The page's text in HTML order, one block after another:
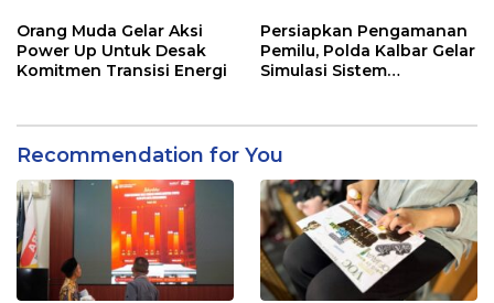
Orang Muda Gelar Aksi
Power Up Untuk Desak
Komitmen Transisi Energi
Persiapkan Pengamanan
Pemilu, Polda Kalbar Gelar
Simulasi Sistem
Recommendation for You